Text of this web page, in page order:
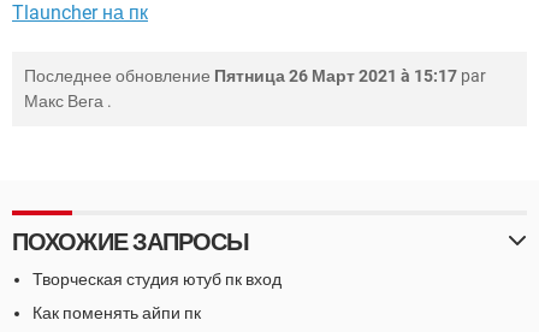
Tlauncher на пк
Последнее обновление Пятница 26 Март 2021 à 15:17 par
Макс Вега .
ПОХОЖИЕ ЗАПРОСЫ
Творческая студия ютуб пк вход
Как поменять айпи пк